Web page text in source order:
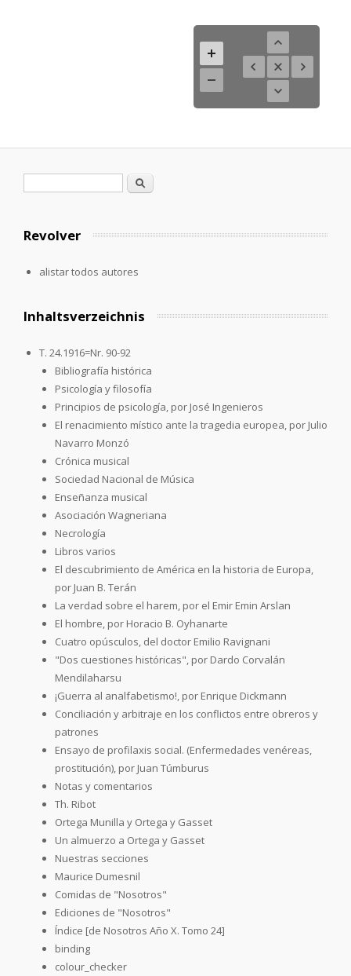
Formulario de búsqueda
Buscar
Revolver
alistar todos autores
Inhaltsverzeichnis
T. 24.1916=Nr. 90-92
Bibliografía histórica
Psicología y filosofía
Principios de psicología, por José Ingenieros
El renacimiento místico ante la tragedia europea, por Julio
Navarro Monzó
Crónica musical
Sociedad Nacional de Música
Enseñanza musical
Asociación Wagneriana
Necrología
Libros varios
El descubrimiento de América en la historia de Europa,
por Juan B. Terán
La verdad sobre el harem, por el Emir Emin Arslan
El hombre, por Horacio B. Oyhanarte
Cuatro opúsculos, del doctor Emilio Ravignani
"Dos cuestiones históricas", por Dardo Corvalán
Mendilaharsu
¡Guerra al analfabetismo!, por Enrique Dickmann
Conciliación y arbitraje en los conflictos entre obreros y
patrones
Ensayo de profilaxis social. (Enfermedades venéreas,
prostitución), por Juan Túmburus
Notas y comentarios
Th. Ribot
Ortega Munilla y Ortega y Gasset
Un almuerzo a Ortega y Gasset
Nuestras secciones
Maurice Dumesnil
Comidas de "Nosotros"
Ediciones de "Nosotros"
Índice [de Nosotros Año X. Tomo 24]
binding
colour_checker